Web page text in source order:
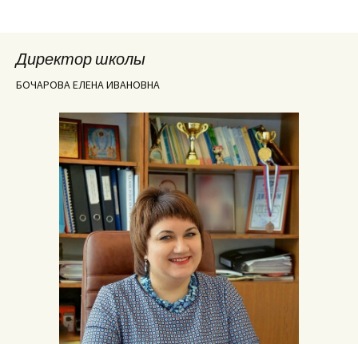
Директор школы
БОЧАРОВА ЕЛЕНА ИВАНОВНА